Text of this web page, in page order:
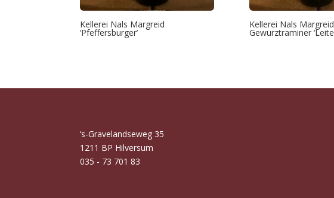
Kellerei Nals Margreid
‘Pfeffersburger’
Kellerei Nals Margreid
Gewürztraminer
‘s-Gravelandseweg 35
1211 BP Hilversum
035 - 73 701 83